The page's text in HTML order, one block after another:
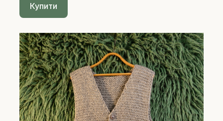
Купити